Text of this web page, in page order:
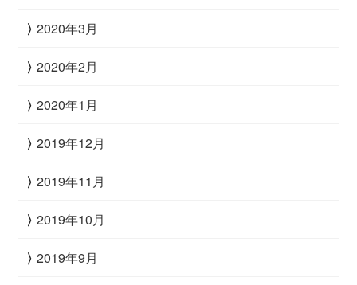
2020年3月
2020年2月
2020年1月
2019年12月
2019年11月
2019年10月
2019年9月